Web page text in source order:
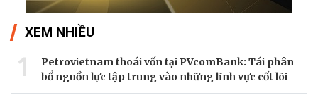
XEM NHIỀU
1
Petrovietnam thoái vốn tại PVcomBank: Tái phân
bổ nguồn lực tập trung vào những lĩnh vực cốt lõi